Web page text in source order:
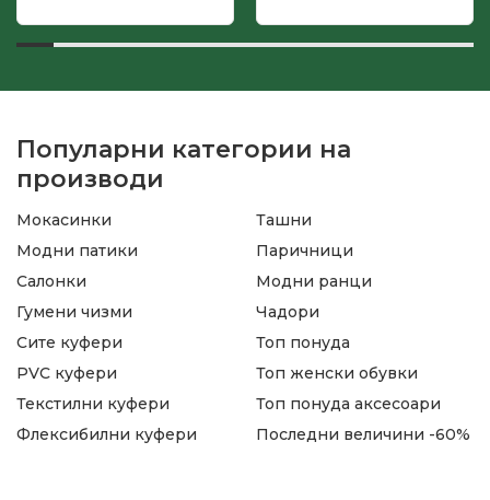
Популарни категории на
производи
Мокасинки
Модни патики
Салонки
Гумени чизми
Ташни
Паричници
Модни ранци
Чадори
Сите куфери
PVC куфери
Текстилни куфери
Флексибилни куфери
Топ понуда
Топ женски обувки
Топ понуда аксесоари
Последни величини -60%